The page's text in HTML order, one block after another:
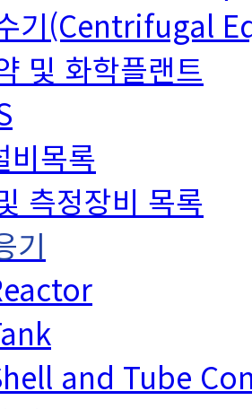
기(Centrifugal
및 화학플랜트
비목록
측정장비 목록
기
and Tube